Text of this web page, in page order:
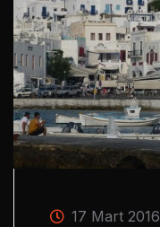
17 Mart 2016